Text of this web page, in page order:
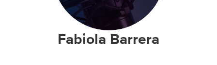
Fabiola Barrera